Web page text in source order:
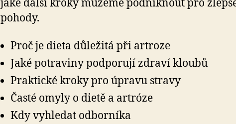
jaké další kroky můžeme podniknout pro
pohody.
Proč je dieta důležitá při artroze
Jaké potraviny podporují zdraví kloubů
Praktické kroky pro úpravu stravy
Časté omyly o dietě a artróze
Kdy vyhledat odborníka